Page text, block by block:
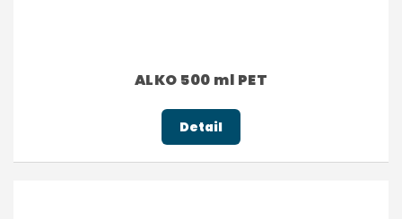
ALKO 500 ml PET
Detail